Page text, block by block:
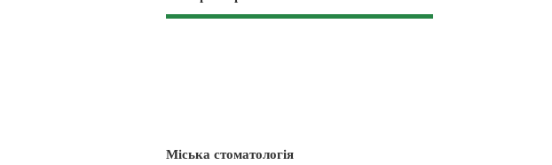
Міська стоматологія